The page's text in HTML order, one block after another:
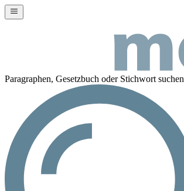
Paragraphen, Gesetzbuch oder Stichwort suchen